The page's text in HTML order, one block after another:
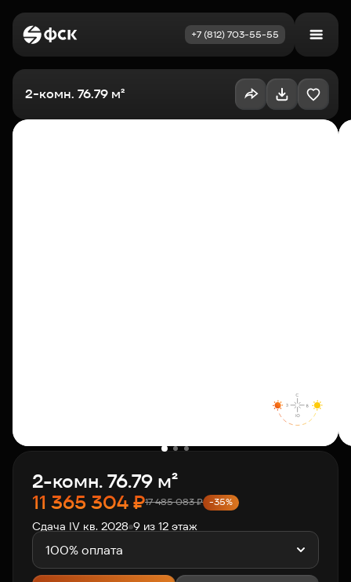
+7 (812) 703-55-55
Контакты
Связаться с нами
+7 812 703-55-55
2-комн. 76.79 м²
2-комн. 76.79 м²
11 365 304₽17 485 083₽ -35%
Сдача IV кв. 2028 9 из 12 этаж
100% оплата